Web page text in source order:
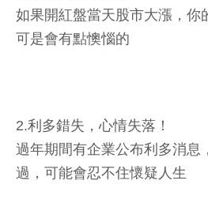
如果開紅盤當天股市大漲，你
可是會有點懊惱的
2.利多錯失，心情失落！
過年期間有企業公布利多消息
過，可能會忍不住懷疑人生